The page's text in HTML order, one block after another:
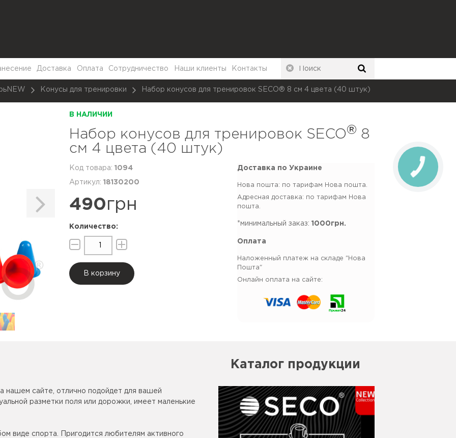
Доставка Оплата Сотрудничество Наши клиенты Контакты
Конусы для тренировки Набор конусов для тренировок SECO® 8 см 4 цвета (40 штук)
В НАЛИЧИИ
Набор конусов для тренировок SECO® 8
см 4 цвета (40 штук)
1094
18130200
490грн
В корзину
Доставка по Украине
Нова пошта: по тарифам Нова пошта.
Адресная доставка: по тарифам Нова
пошта.
*минимальный заказ: 1000грн.
Оплата
Наложенный платеж на складе "Нова
Пошта"
Онлайн оплата на сайте:
нашем сайте, отлично подойдет для вашей
разметки поля или дорожки, имеет маленькие
виде спорта. Пригодится любителям активного
Каталог продукции